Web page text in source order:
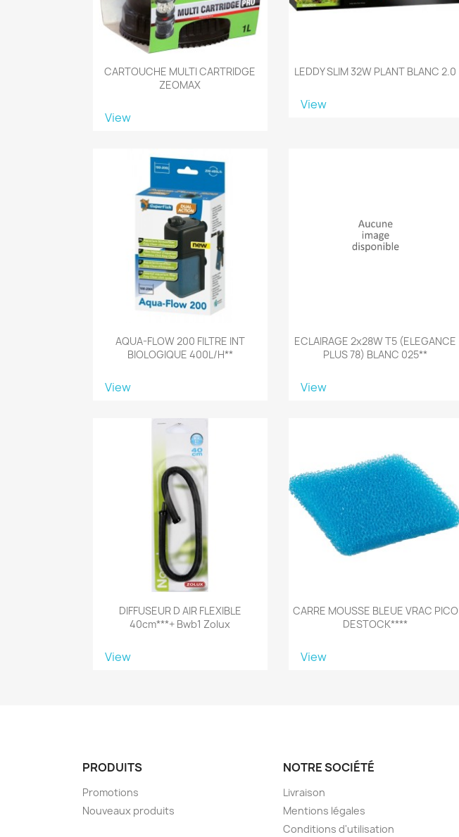
CARTOUCHE MULTI CARTRIDGE
ZEOMAX
View
LEDDY SLIM 32W PLANT BLANC 2.0
View
AQUA-FLOW 200 FILTRE INT
BIOLOGIQUE 400L/H**
View
ECLAIRAGE 2x28W T5 (ELEGANCE
PLUS 78) BLANC 025**
View
DIFFUSEUR D AIR FLEXIBLE
40cm***+ Bwb1 Zolux
View
CARRE MOUSSE BLEUE VRAC PICO
DESTOCK****
View
PRODUITS
Promotions
Nouveaux produits
NOTRE SOCIÉTÉ
Livraison
Mentions légales
Conditions d'utilisation